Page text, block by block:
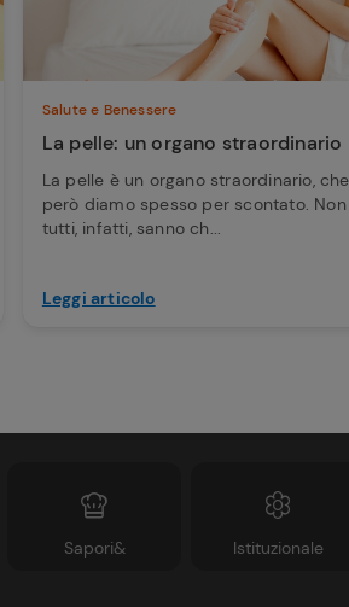
Salute e Benessere
La pelle: un organo straordinario
La pelle è un organo straordinario, che
però diamo spesso per scontato. Non
tutti, infatti, sanno ch...
Leggi articolo
Sapori& Istituzionale